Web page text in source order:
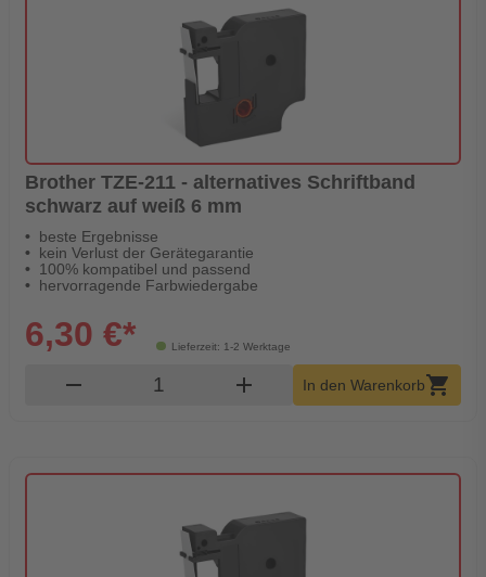
Brother TZE-211 - alternatives Schriftband
schwarz auf weiß 6 mm
beste Ergebnisse
kein Verlust der Gerätegarantie
100% kompatibel und passend
hervorragende Farbwiedergabe
Lieferzeit: 1-2 Werktage
6,30 €*
remove Produkt Warenkorb Menge
add In den Warenkorbshopping_cart